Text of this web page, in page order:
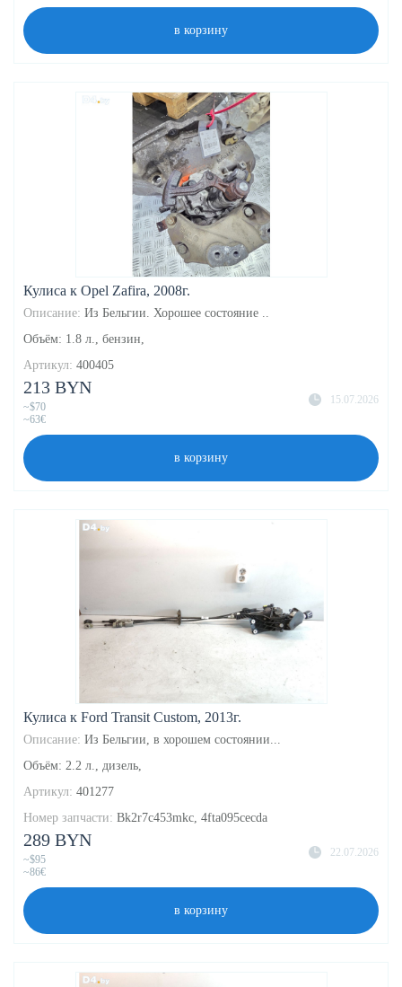
в корзину
Кулиса к Opel Zafira, 2008г.
Описание: Из Бельгии. Хорошее состояние ..
Объём: 1.8 л., бензин,
Артикул: 400405
15.07.2026
213 BYN
~$70
~63€
в корзину
Кулиса к Ford Transit Custom, 2013г.
Описание: Из Бельгии, в хорошем состоянии...
Объём: 2.2 л., дизель,
Артикул: 401277
Номер запчасти: Bk2r7c453mkc, 4fta095cecda
22.07.2026
289 BYN
~$95
~86€
в корзину